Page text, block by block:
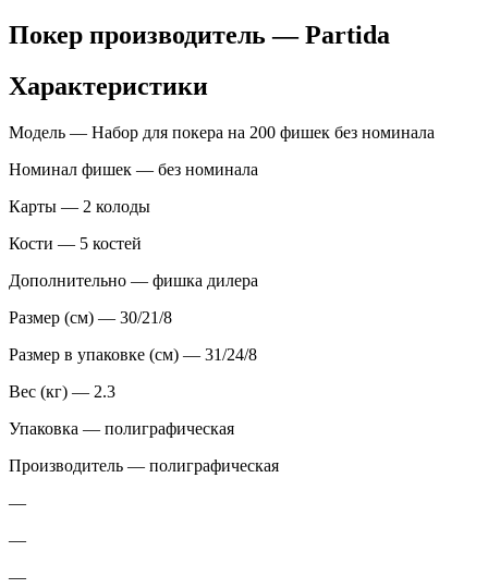
Покер производитель — Partida
Характеристики
Модель — Набор для покера на 200 фишек без номинала
Номинал фишек — без номинала
Карты — 2 колоды
Кости — 5 костей
Дополнительно — фишка дилера
Размер (см) — 30/21/8
Размер в упаковке (см) — 31/24/8
Вес (кг) — 2.3
Упаковка — полиграфическая
Производитель — полиграфическая
—
—
—